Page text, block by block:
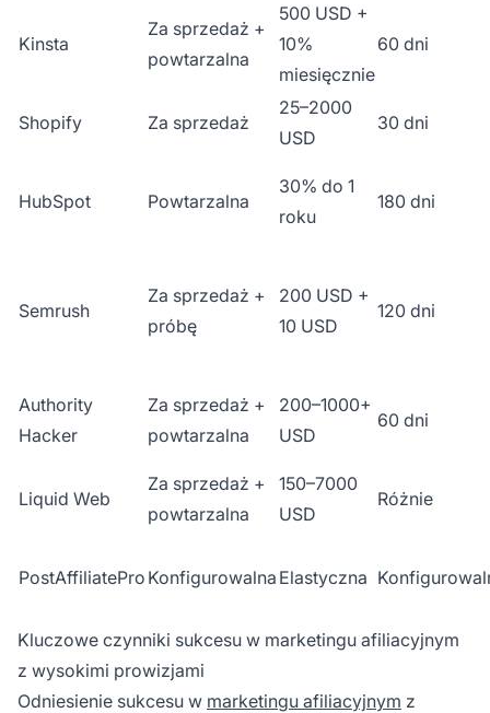
Kinsta
Za sprzedaż +
powtarzalna
500 USD +
10%
miesięcznie
60 dni
Shopify Za sprzedaż
25–2000
USD
30 dni
HubSpot Powtarzalna
30% do 1
roku
180 dni
Semrush
Za sprzedaż +
próbę
200 USD +
10 USD
120 dni
Authority
Hacker
Za sprzedaż +
powtarzalna
200–1000+
USD
60 dni
Liquid Web
Za sprzedaż +
powtarzalna
150–7000
USD
Różnie
PostAffiliatePro Konfigurowalna Elastyczna
Kluczowe czynniki sukcesu w marketingu afiliacyjnym
z wysokimi prowizjami
Odniesienie sukcesu w marketingu afiliacyjnym z